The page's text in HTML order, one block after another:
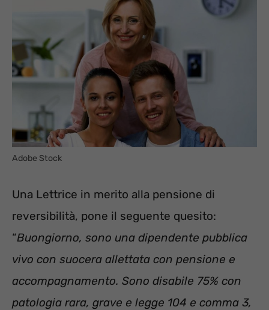
Adobe Stock
Una Lettrice in merito alla pensione di
reversibilità, pone il seguente quesito:
“Buongiorno, sono una dipendente pubblica
vivo con suocera allettata con pensione e
accompagnamento. Sono disabile 75% con
patologia rara, grave e legge 104 e comma 3,